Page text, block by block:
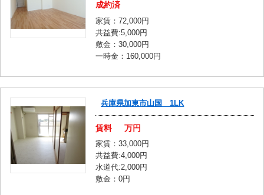
成約済
家賃：72,000円
共益費:5,000円
敷金：30,000円
一時金：160,000円
兵庫県加東市山国 1LK
賃料 万円
家賃：33,000円
共益費:4,000円
水道代:2,000円
敷金：0円